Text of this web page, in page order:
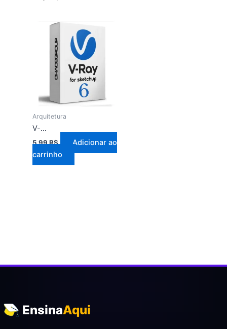
Arquitetura
V-Ray 6 Atualizado
5,99R$
Adicionar ao
carrinho
EnsinaAqui